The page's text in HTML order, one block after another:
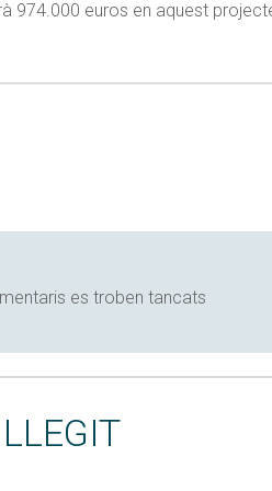
974.000 euros en aquest
es troben tancats